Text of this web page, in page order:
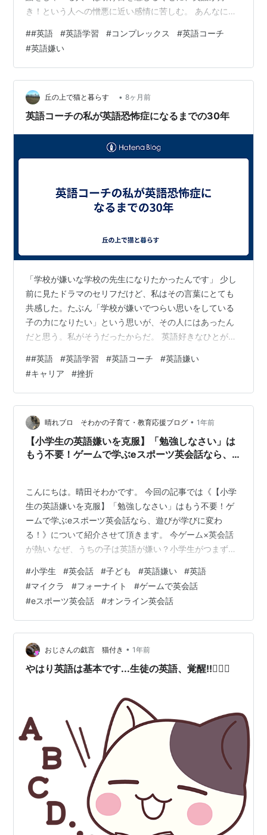
き！という人への憎悪に近い感情に苦しむ。 あんなに好
ることでもあり、辛くて苦しくて。 そんな時に、フリー
でされているオンライン英語コーチの方の無料カウンセ
リングを受けた。中級者までしか引き受けないそうだけ
ど、私の様子を見て話だけなら、と聞いてもらって。 そ
れが英語コーチになろうと思ったきっかけ。その方のお
顔ははっきり覚えてるのに、名前を忘れてしまっ…
##英語 #英語学習 #コンプレックス #英語コーチ
#英語嫌い
丘の上で猫と暮らす • 8ヶ月前
英語コーチの私が英語恐怖症になるまでの30年
「学校が嫌いな学校の先生になりたかったんです」 少し
前に見たドラマのセリフだけど、私はその言葉にとても
共感した。たぶん「学校が嫌いでつらい思いをしている
子の力になりたい」という思いが、その人にはあったん
だと思う。私がそうだったからだ。 英語好きなひとが苦
私はどうしても距離を感じてしまう。（もちろん同志だ
と思ってるし、尊敬もしてる。でも、生涯わかり合えな
い気もしてる。すみません。） 「楽しく英語に触れてた
ら、いつの間にか話せるようになってた」という話を笑
顔で聞きながら、心の中では地団駄を踏んでいた。 私は
英語を愛し、執念のように追いかけ、挫折し…
##英語 #英語学習 #英語コーチ #英語嫌い
#キャリア #挫折
晴れブロ そわかの子育て・教育応援ブログ • 1年前
【小学生の英語嫌いを克服】「勉強しなさい」は
もう不要！ゲームで学ぶeスポーツ英会話なら、
こんにちは。晴田そわかです。 今回の記事では《【小学
生の英語嫌いを克服】「勉強しなさい」はもう不要！ゲ
ームで学ぶeスポーツ英会話なら、遊びが学びに変わ
る！》について紹介させて頂きます。 今ゲーム×英会話
が熱い なぜ、うちの子は英語が嫌い？小学生がつまずく
違い」が怖い 壁③：使う場面がなく「必要ない」と感じ
る 英語嫌いを克服！「eスポーツ英会話」が“遊び”を“学
び”に変える魔法の仕組み 仕組み①：最高の“遊び”が、最
高の“教材”になる 仕組み②：ゲームの中では「話すしか
ない！」から、自然に言葉があふれ出す 仕組み③：最高
のコーチと仲間がいるから…
#小学生 #英会話 #子ども #英語嫌い #英語
#マイクラ #フォーナイト #ゲームで英会話
#eスポーツ英会話 #オンライン英会話
おじさんの戯言 猫付き • 1年前
やはり英語は基本です...生徒の英語、覚醒!!🙆🏻‍♂️